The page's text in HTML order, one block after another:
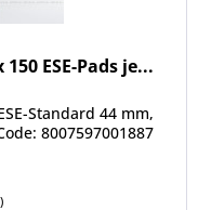
ESE-Pads je...
Standard 44 mm,
8007597001887